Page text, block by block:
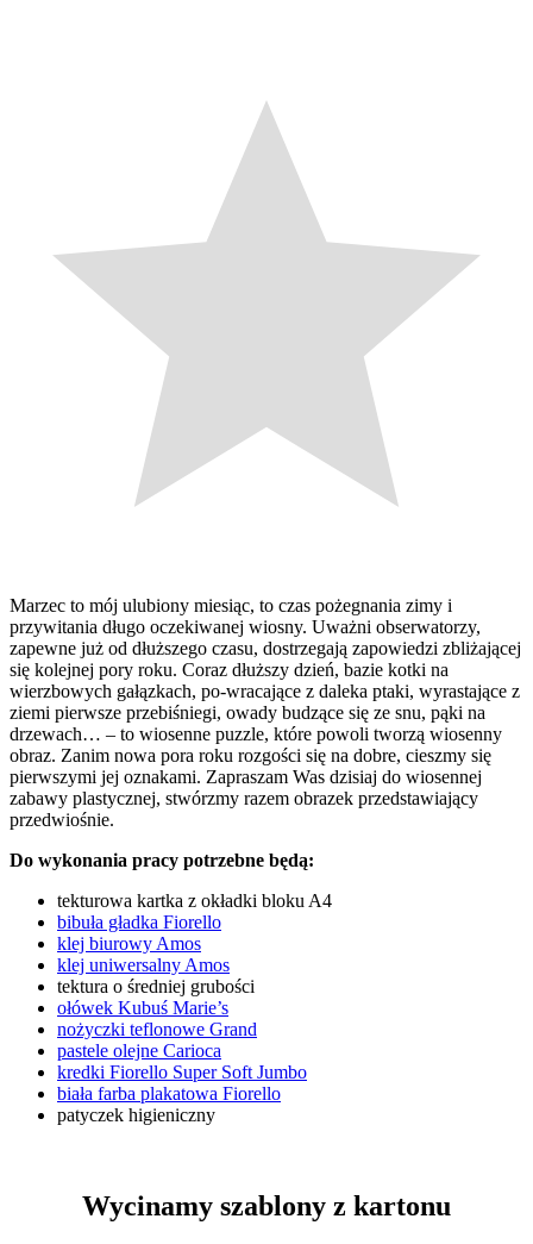
Marzec to mój ulubiony miesiąc, to czas pożegnania zimy i
przywitania długo oczekiwanej wiosny. Uważni obserwatorzy,
zapewne już od dłuższego czasu, dostrzegają zapowiedzi zbliżającej
się kolejnej pory roku. Coraz dłuższy dzień, bazie kotki na
wierzbowych gałązkach, po-wracające z daleka ptaki, wyrastające z
ziemi pierwsze przebiśniegi, owady budzące się ze snu, pąki na
drzewach… – to wiosenne puzzle, które powoli tworzą wiosenny
obraz. Zanim nowa pora roku rozgości się na dobre, cieszmy się
pierwszymi jej oznakami. Zapraszam Was dzisiaj do wiosennej
zabawy plastycznej, stwórzmy razem obrazek przedstawiający
przedwiośnie.
Do wykonania pracy potrzebne będą:
tekturowa kartka z okładki bloku A4
bibuła gładka Fiorello
klej biurowy Amos
klej uniwersalny Amos
tektura o średniej grubości
ołówek Kubuś Marie’s
nożyczki teflonowe Grand
pastele olejne Carioca
kredki Fiorello Super Soft Jumbo
biała farba plakatowa Fiorello
patyczek higieniczny
Wycinamy szablony z kartonu